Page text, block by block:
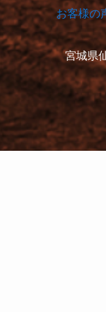
お客様の
宮城県